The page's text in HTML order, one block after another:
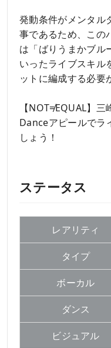
発動条件がメンタル
事であるため、この
は「ばりうまかブル
いったライブスキル
ットに編成する必要
【NOT≠EQUAL】
Danceアピールでラ
しょう！
ステータス
レアリティ
タイプ
ボーカル
ダンス
ビジュアル